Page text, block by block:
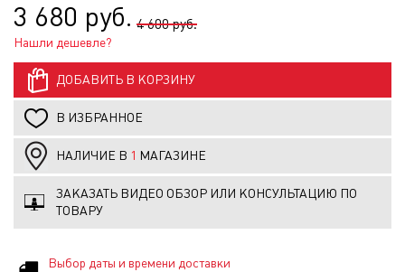
3 680 руб. 4 600 руб.
Нашли дешевле?
ДОБАВИТЬ В КОРЗИНУ
В ИЗБРАННОЕ
НАЛИЧИЕ В 1 МАГАЗИНЕ
ЗАКАЗАТЬ ВИДЕО ОБЗОР ИЛИ КОНСУЛЬТАЦИЮ ПО
ТОВАРУ
Выбор даты и времени доставки